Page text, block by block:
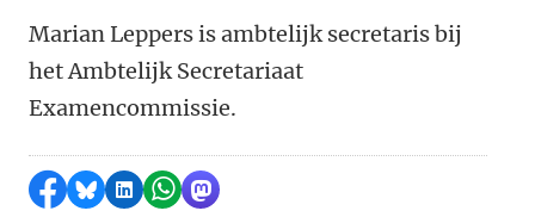
Marian Leppers is ambtelijk secretaris bij
het Ambtelijk Secretariaat
Examencommissie.
Delen op Facebook
Delen via Bluesky
Delen op LinkedIn
Delen via WhatsApp
Delen via Mastodon